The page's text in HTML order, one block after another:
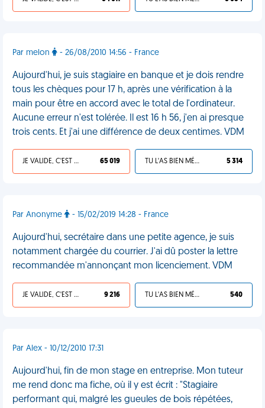
Par melon - 26/08/2010 14:56 - France
Aujourd'hui, je suis stagiaire en banque et je dois rendre
tous les chèques pour 17 h, après une vérification à la
main pour être en accord avec le total de l'ordinateur.
Aucune erreur n'est tolérée. Il est 16 h 56, j'en ai presque
trois cents. Et j'ai une différence de deux centimes. VDM
JE VALIDE, C'EST UNE VDM 65 019 TU L'AS BIEN MÉRITÉ 5 314
Par Anonyme - 15/02/2019 14:28 - France
Aujourd'hui, secrétaire dans une petite agence, je suis
notamment chargée du courrier. J'ai dû poster la lettre
recommandée m'annonçant mon licenciement. VDM
JE VALIDE, C'EST UNE VDM 9 216 TU L'AS BIEN MÉRITÉ 540
Par Alex - 10/12/2010 17:31
Aujourd'hui, fin de mon stage en entreprise. Mon tuteur
me rend donc ma fiche, où il y est écrit : "Stagiaire
performant qui, malgré les gueules de bois répétées,